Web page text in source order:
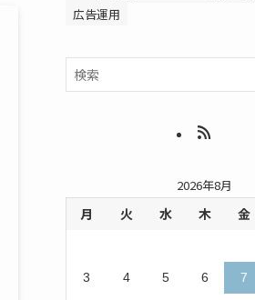
広告運用
2026年8月
月 火 水 木 金
3 4 5 6 7